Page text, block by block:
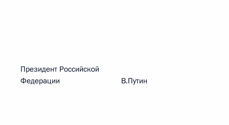
Президент Российской
Федерации В.Путин